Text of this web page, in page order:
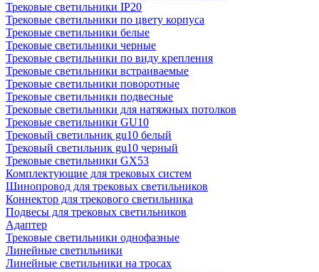
Трековые светильники IP20
Трековые светильники по цвету корпуса
Трековые светильники белые
Трековые светильники черные
Трековые светильники по виду крепления
Трековые светильники встраиваемые
Трековые светильники поворотные
Трековые светильники подвесные
Трековые светильники для натяжных потолков
Трековые светильники GU10
Трековый светильник gu10 белый
Трековый светильник gu10 черный
Трековые светильники GX53
Комплектующие для трековых систем
Шинопровод для трековых светильников
Коннектор для трекового светильника
Подвесы для трековых светильников
Адаптер
Трековые светильники однофазные
Линейные светильники
Линейные светильники на тросах